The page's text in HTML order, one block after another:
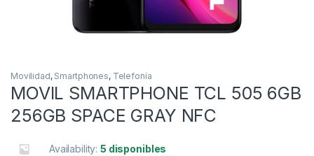
Movilidad, Smartphones, Telefonía
MOVIL SMARTPHONE TCL 505 6GB
256GB SPACE GRAY NFC
Availability:5 disponibles